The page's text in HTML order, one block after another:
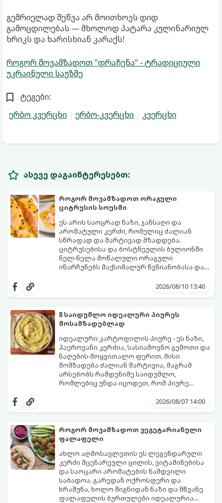
გემრიელად შეწვა არ მოითხოვს დიდ
გამოცდილებას — მხოლოდ პატარა კულინარიულ
ხრიკს და ხარისხიან კარაქს!
როგორ მოვამზადოთ "დრაჩენა" - ტრადიციული
უკრაინული საუზმე
ტეგები:
ერბო კვერცხი
ერბო-კვერცხი კვერცხი
ასევე დაგაინტერესებთ:
როგორ მოვამზადოთ ორაგული
ციტრუსის სოუსში
ეს არის საოცრად ნაზი, ჯანსაღი და
არომატული კერძი, რომელიც ძალიან
სწრაფად და მარტივად მზადდება.
ციტრუსებისა და ბოსტნეულის ბულიონში
ნელ-ნელა მოწალული ორაგული
ინარჩუნებს მაქსიმალურ წვნიანობასა და
„მზიან“ სოუსს, რომელიც ორაგულის
15–20 წუთი ულუფა: 4 პორცია
2026/08/10 13:40
8 საიდუმლო იდეალური პიურეს
მოსამზადებლად
იდეალური კარტოფილის პიურე - ეს ნაზი,
ჰაეროვანი კერძია, სასიამოვნო გემოთი და
ნაღების-მოყვითალო ფერით. მისი
მომზადება ძალიან მარტივია, მაგრამ
არსებობს რამდენიმე საიდუმლო,
რომლებიც უნდა იცოდეთ, რომ პიურე
2026/08/07 14:00
როგორ მოვამზადოთ ვეგეტარიანული
ფალაფელი
ახლო აღმოსავლეთის ეს ლეგენდარული
კერძი მცენარეული ცილის, ვიტამინებისა
და საოცარი არომატების ნამდვილი
საბადოა. გარედან ოქროსფერი და
ხრაშუნა, ხოლო შიგნიდან ნაზი და მწვანე
ფალაფელის ბურთულები იდეალურია